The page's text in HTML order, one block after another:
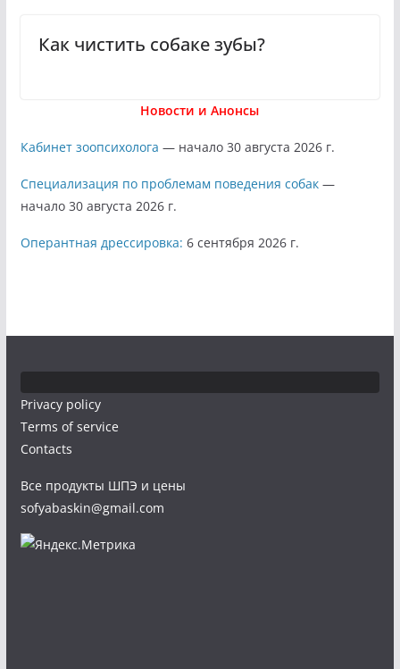
Как чистить собаке зубы?
Новости и Анонсы
Кабинет зоопсихолога — начало 30 августа 2026 г.
Специализация по проблемам поведения собак—
начало 30 августа 2026 г.
Оперантная дрессировка: 6 сентября 2026 г.
Privacy policy
Terms of service
Contacts
Все продукты ШПЭ и цены
sofyabaskin@gmail.com